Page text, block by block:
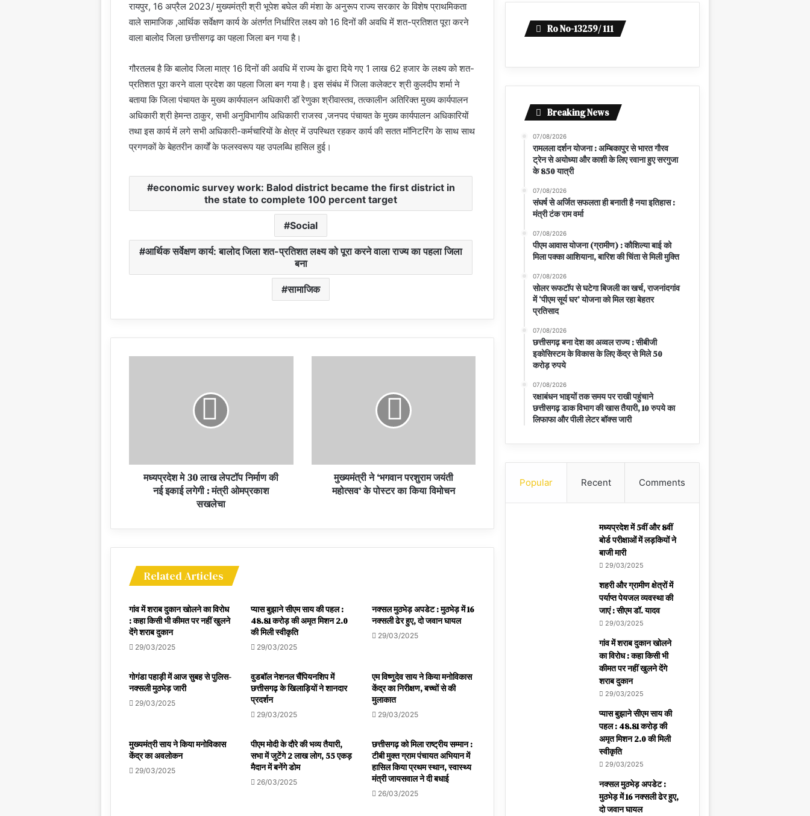
रायपुर, 16 अप्रैल 2023/ मुख्यमंत्री श्री भूपेश बघेल की मंशा के अनुरूप राज्य सरकार के विशेष प्राथमिकता
वाले सामाजिक ,आर्थिक सर्वेक्षण कार्य के अंतर्गत निर्धारित लक्ष्य को 16 दिनों की अवधि में शत-प्रतिशत पूरा करने
वाला बालोद जिला छत्तीसगढ़ का पहला जिला बन गया है।
गौरतलब है कि बालोद जिला मात्र 16 दिनों की अवधि में राज्य के द्वारा दिये गए 1 लाख 62 हजार के लक्ष्य को शत-
प्रतिशत पूरा करने वाला प्रदेश का पहला जिला बन गया है। इस संबंध में जिला कलेक्टर श्री कुलदीप शर्मा ने
बताया कि जिला पंचायत के मुख्य कार्यपालन अधिकारी डॉ रेणुका श्रीवास्तव, तत्कालीन अतिरिक्त मुख्य कार्यपालन
अधिकारी श्री हेमन्त ठाकुर, सभी अनुविभागीय अधिकारी राजस्व ,जनपद पंचायत के मुख्य कार्यपालन अधिकारियों
तथा इस कार्य में लगे सभी अधिकारी-कर्मचारियों के क्षेत्र में उपस्थित रहकर कार्य की सतत मॉनिटरिंग के साथ साथ
प्रगणकों के बेहतरीन कार्यों के फलस्वरूप यह उपलब्धि हासिल हुई।
economic survey work: Balod district became the first district in
the state to complete 100 percent target
Social
आर्थिक सर्वेक्षण कार्य: बालोद जिला शत-प्रतिशत लक्ष्य को पूरा करने वाला राज्य का पहला जिला
बना
सामाजिक
मध्यप्रदेश मे 30 लाख लेपटॉप निर्माण की
नई इकाई लगेगी : मंत्री ओमप्रकाश
सखलेचा
मुख्यमंत्री ने ‘भगवान परशुराम जयंती
महोत्सव‘ के पोस्टर का किया विमोचन
Related Articles
गांव में शराब दुकान खोलने का विरोध
: कहा किसी भी कीमत पर नहीं खुलने
देंगे शराब दुकान
29/03/2025
प्यास बुझाने सीएम साय की पहल :
48.81 करोड़ की अमृत मिशन 2.0
की मिली स्वीकृति
29/03/2025
नक्सल मुठभेड़ अपडेट : मुठभेड़ में 16
नक्सली ढेर हुए, दो जवान घायल
29/03/2025
गोगंडा पहाड़ी में आज सुबह से पुलिस-
नक्सली मुठभेड़ जारी
29/03/2025
वुडबॉल नेशनल चैंपियनशिप में
छत्तीसगढ़ के खिलाड़ियों ने शानदार
प्रदर्शन
29/03/2025
एम विष्णुदेव साय ने किया मनोविकास
केंद्र का निरीक्षण, बच्चों से की
मुलाकात
29/03/2025
मुख्यमंत्री साय ने किया मनोविकास
केंद्र का अवलोकन
29/03/2025
पीएम मोदी के दौरे की भव्य तैयारी,
सभा में जुटेंगे 2 लाख लोग, 55 एकड़
मैदान में बनेंगे डोम
26/03/2025
छत्तीसगढ़ को मिला राष्ट्रीय सम्मान :
टीबी मुक्त ग्राम पंचायत अभियान में
हासिल किया प्रथम स्थान, स्वास्थ्य
मंत्री जायसवाल ने दी बधाई
26/03/2025
Ro No-13259/ 111
Breaking News
07/08/2026
रामलला दर्शन योजना : अम्बिकापुर से भारत गौरव
ट्रेन से अयोध्या और काशी के लिए रवाना हुए सरगुजा
के 850 यात्री
07/08/2026
संघर्ष से अर्जित सफलता ही बनाती है नया इतिहास :
मंत्री टंक राम वर्मा
07/08/2026
पीएम आवास योजना (ग्रामीण) : कौशिल्या बाई को
मिला पक्का आशियाना, बारिश की चिंता से मिली मुक्ति
07/08/2026
सोलर रूफटॉप से घटेगा बिजली का खर्च, राजनांदगांव
में ‘पीएम सूर्य घर’ योजना को मिल रहा बेहतर
प्रतिसाद
07/08/2026
छत्तीसगढ़ बना देश का अव्वल राज्य : सीबीजी
इकोसिस्टम के विकास के लिए केंद्र से मिले 50
करोड़ रुपये
07/08/2026
रक्षाबंधन भाइयों तक समय पर राखी पहुंचाने
छत्तीसगढ़ डाक विभाग की खास तैयारी, 10 रुपये का
लिफाफा और पीली लेटर बॉक्स जारी
Popular Recent Comments
मध्यप्रदेश में 5वीं और 8वीं
बोर्ड परीक्षाओं में लड़कियों ने
बाजी मारी
29/03/2025
शहरी और ग्रामीण क्षेत्रों में
पर्याप्त पेयजल व्यवस्था की
जाएं : सीएम डॉ. यादव
29/03/2025
गांव में शराब दुकान खोलने
का विरोध : कहा किसी भी
कीमत पर नहीं खुलने देंगे
शराब दुकान
29/03/2025
प्यास बुझाने सीएम साय की
पहल : 48.81 करोड़ की
अमृत मिशन 2.0 की मिली
स्वीकृति
29/03/2025
नक्सल मुठभेड़ अपडेट :
मुठभेड़ में 16 नक्सली ढेर हुए,
दो जवान घायल